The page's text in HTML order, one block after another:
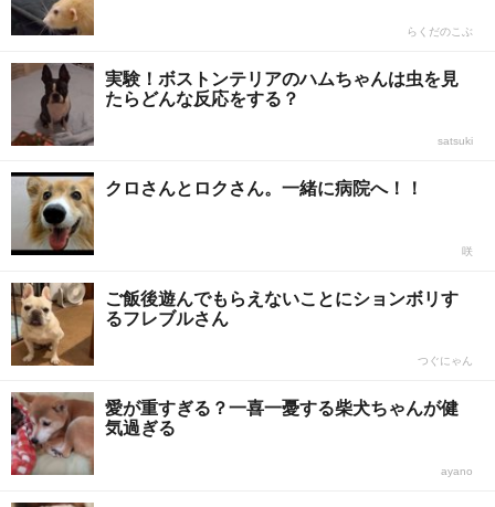
らくだのこぶ
実験！ボストンテリアのハムちゃんは虫を見
たらどんな反応をする？
satsuki
クロさんとロクさん。一緒に病院へ！！
咲
ご飯後遊んでもらえないことにションボリす
るフレブルさん
つぐにゃん
愛が重すぎる？一喜一憂する柴犬ちゃんが健
気過ぎる
ayano